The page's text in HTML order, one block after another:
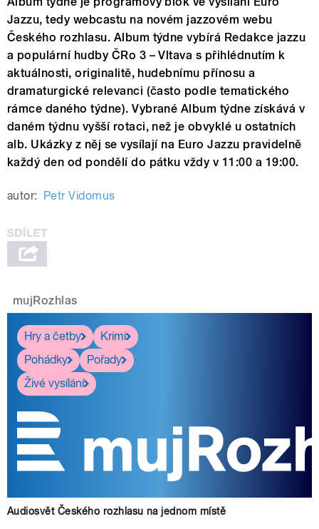
Jazzu, tedy webcastu na novém jazzovém webu
Českého rozhlasu. Album týdne vybírá Redakce jazzu
a populární hudby ČRo 3 – Vltava s přihlédnutím k
aktuálnosti, originalitě, hudebnímu přínosu a
dramaturgické relevanci (často podle tematického
rámce daného týdne). Vybrané Album týdne získává v
daném týdnu vyšší rotaci, než je obvyklé u ostatních
alb. Ukázky z něj se vysílají na Euro Jazzu pravidelně
každý den od pondělí do pátku vždy v 11:00 a 19:00.
autor: Petr Vidomus
mujRozhlas
Hry a četby
Krimi
Pohádky
Pořady
Živé vysílání
Audiosvět Českého rozhlasu na jednom místě